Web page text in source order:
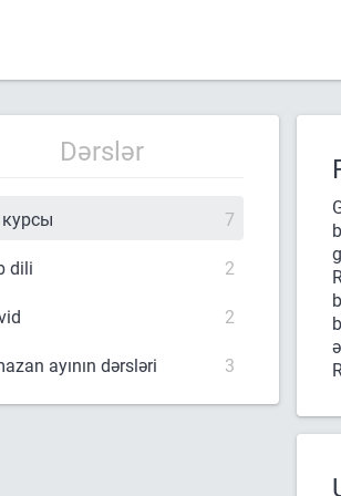
Dərslər
7
dili 2
2
ayının dərsləri 3